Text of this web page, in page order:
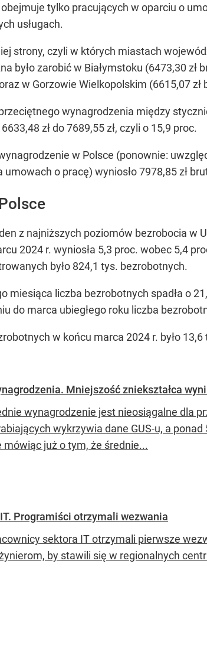
tylko pracujących w oparciu o
usługach.
strony, czyli w których miastach
było zarobić w Białymstoku (6473,30
w Gorzowie Wielkopolskim (6615,07 zł
wynagrodzenia między
zł do 7689,55 zł, czyli o 15,9 proc.
w Polsce (ponownie:
o pracę) wyniosło 7978,85 zł
z najniższych poziomów bezrobocia w
2024 r. wyniosła 5,3 proc. wobec 5,4
było 824,1 tys. bezrobotnych.
miesiąca liczba bezrobotnych spadła o
do marca ubiegłego roku liczba
w końcu marca 2024 r. było
Mniejszość zniekształca
wynagrodzenie jest nieosiągalne dla
wykrzywia dane GUS-u, a
mówiąc już o tym, że średnie...
Programiści otrzymali wezwania
sektora IT otrzymali pierwsze
by stawili się w regionalnych